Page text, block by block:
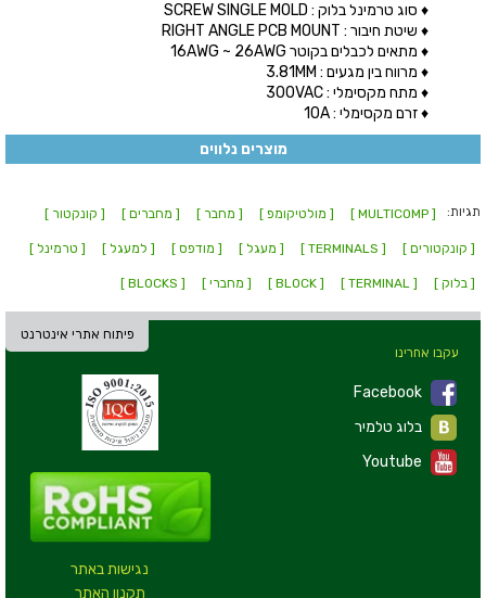
♦ סוג טרמינל בלוק : SCREW SINGLE MOLD
♦ שיטת חיבור : RIGHT ANGLE PCB MOUNT
♦ מתאים לכבלים בקוטר 16AWG ~ 26AWG
♦ מרווח בין מגעים : 3.81MM
♦ מתח מקסימלי : 300VAC
♦ זרם מקסימלי : 10A
מוצרים נלווים
תגיות: [ MULTICOMP ] [ מולטיקומפ ] [ מחבר ] [ מחברים ] [ קונקטור ]
[ קונקטורים ] [ TERMINALS ] [ מעגל ] [ מודפס ] [ למעגל ] [ טרמינל ]
[ בלוק ] [ TERMINAL ]
[ BLOCK ] [ מחברי ] [ BLOCKS ]
פיתוח אתרי אינטרנט
נגישות באתר
תקנון האתר
עקבו אחרינו
Facebook
Youtube